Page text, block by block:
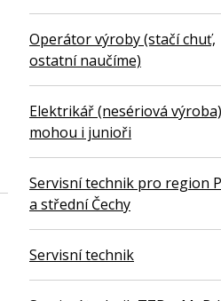
Operátor výroby (stačí chuť,
ostatní naučíme)
Elektrikář (nesériová
mohou i junioři
Servisní technik pro region
a střední Čechy
Servisní technik